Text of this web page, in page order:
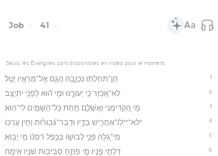
Job 41
Seuls les Évangiles sont disponibles en vidéo pour le moment.
1 הֵן־תֹּחַלְתּ֥וֹ נִכְזָ֑בָה הֲגַ֖ם אֶל־מַרְאָ֣יו יֻטָֽל׃
2 לֹֽא־אַ֭כְזָר כִּ֣י יְעוּרֶ֑נּוּ וּמִ֥י ה֝֗וּא לְפָנַ֥י יִתְיַצָּֽב׃
3 מִ֣י הִ֭קְדִּימַנִי וַאֲשַׁלֵּ֑ם תַּ֖חַת כָּל־הַשָּׁמַ֣יִם לִי־הֽוּא׃
4 *לא־**לֽוֹ־אַחֲרִ֥ישׁ בַּדָּ֑יו וּדְבַר־גְּ֝בוּר֗וֹת וְחִ֣ין עֶרְכּֽוֹ׃
5 מִֽי־גִ֭לָּה פְּנֵ֣י לְבוּשׁ֑וֹ בְּכֶ֥פֶל רִ֝סְנ֗וֹ מִ֣י יָבֽוֹא׃
6 דַּלְתֵ֣י פָ֭נָיו מִ֣י פִתֵּ֑חַ סְבִיב֖וֹת שִׁנָּ֣יו אֵימָֽה׃